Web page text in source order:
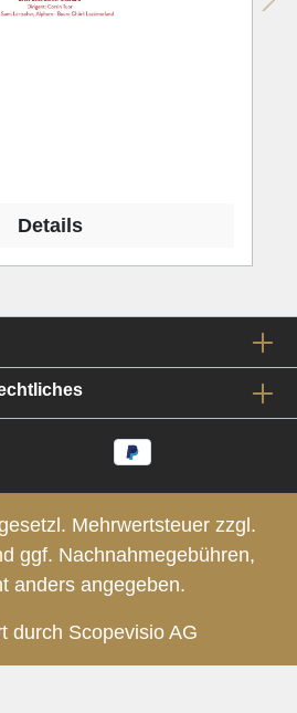
Details
Mehrwertsteuer zzgl.
ggf. Nachnahmegebühren,
anders angegeben.
durch Scopevisio AG